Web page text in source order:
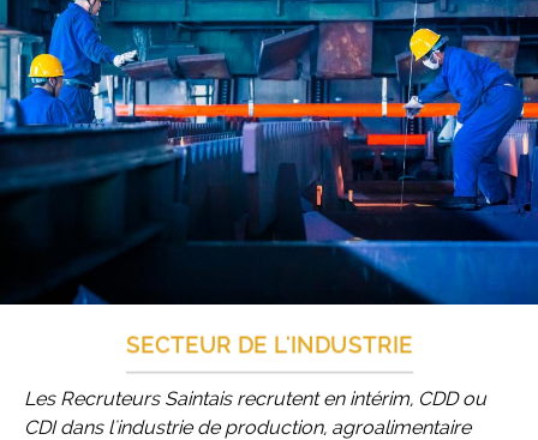
SECTEUR DE L'INDUSTRIE
Les Recruteurs Saintais recrutent en intérim, CDD ou
CDI dans l'industrie de production, agroalimentaire